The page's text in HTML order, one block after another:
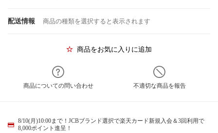
配送情報 商品の種類を選択すると表示されます
商品をお気に入りに追加
商品についての問い合わせ 不適切な商品を報告
8/10(月)10:00まで！JCBブランド選択で楽天カード新規入会＆3回利用で
8,000ポイント進呈！